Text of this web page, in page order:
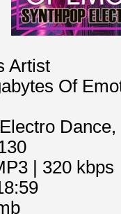
Artist
Of
| 320 kbps